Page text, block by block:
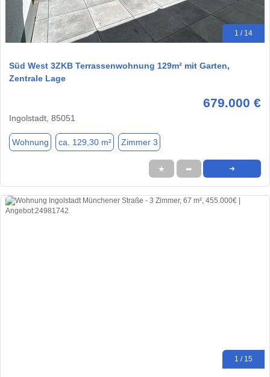
1 / 14
Süd West 3ZKB Terrassenwohnung 129m² mit Garten,
Zentrale Lage
679.000 €
Ingolstadt, 85051
Wohnung ca. 129,30 m² Zimmer 3
★ ➦ ➜
1 / 15